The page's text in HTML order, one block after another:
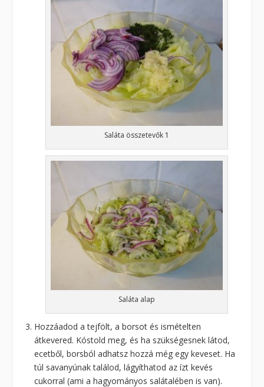
Saláta összetevők 1
Saláta alap
Hozzáadod a tejfölt, a borsot és ismételten
átkevered. Kóstold meg, és ha szükségesnek látod,
ecetből, borsból adhatsz hozzá még egy keveset. Ha
túl savanyúnak találod, lágyíthatod az ízt kevés
cukorral (ami a hagyományos salátalében is van).